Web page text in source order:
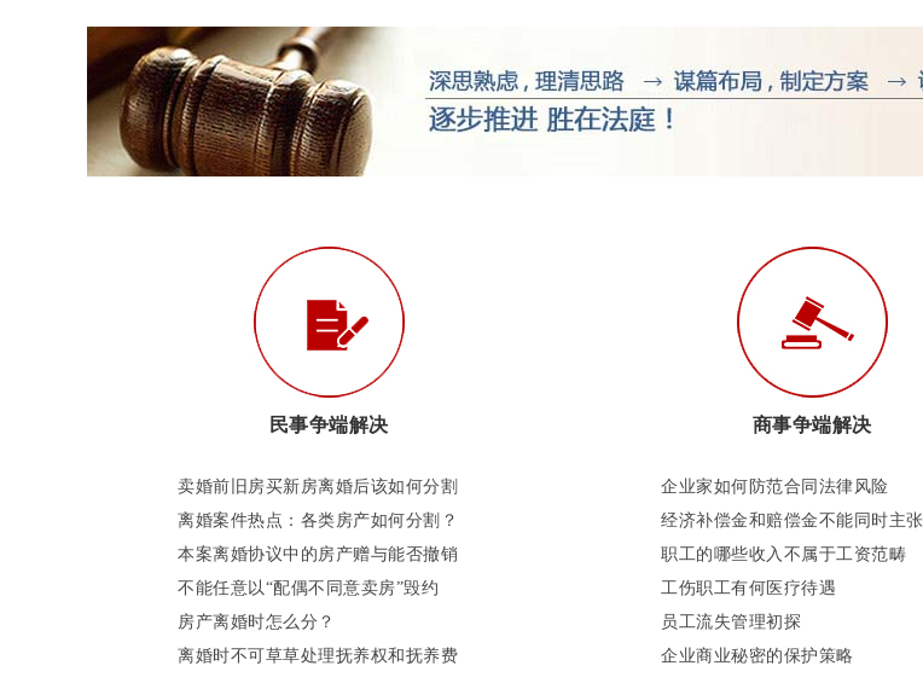
民事争端解决
卖婚前旧房买新房离婚后该如何分割
离婚案件热点：各类房产如何分割？
本案离婚协议中的房产赠与能否撤销
不能任意以“配偶不同意卖房”毁约
房产离婚时怎么分？
离婚时不可草草处理抚养权和抚养费
商事争端解决
企业家如何防范合同法律风险
经济补偿金和赔偿金不能同时主张
职工的哪些收入不属于工资范畴
工伤职工有何医疗待遇
员工流失管理初探
企业商业秘密的保护策略